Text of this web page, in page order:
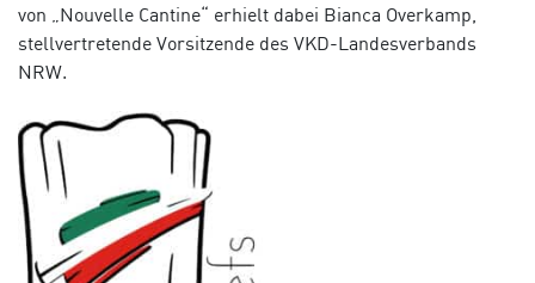
von „Nouvelle Cantine“ erhielt dabei Bianca Overkamp,
stellvertretende Vorsitzende des VKD-Landesverbands
NRW.